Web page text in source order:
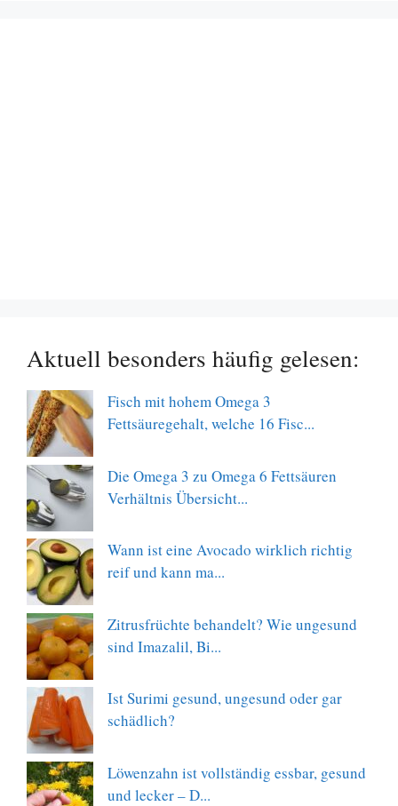
Aktuell besonders häufig gelesen:
Fisch mit hohem Omega 3
Fettsäuregehalt, welche 16 Fisc...
Die Omega 3 zu Omega 6 Fettsäuren
Verhältnis Übersicht...
Wann ist eine Avocado wirklich richtig
reif und kann ma...
Zitrusfrüchte behandelt? Wie ungesund
sind Imazalil, Bi...
Ist Surimi gesund, ungesund oder gar
schädlich?
Löwenzahn ist vollständig essbar, gesund
und lecker – D...